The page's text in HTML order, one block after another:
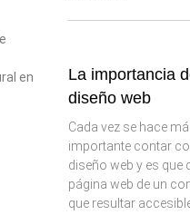
en
La importancia
diseño web
Cada vez se hace
importante contar
diseño web y es que
página web de un
que resultar